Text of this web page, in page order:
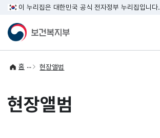
이 누리집은 대한민국 공식 전자정부 누리집입니다.
홈 현장앨범
현장앨범